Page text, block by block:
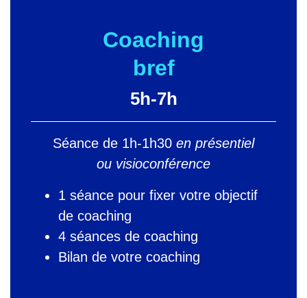
Coaching
bref
5h-7h
Séance de 1h-1h30 en présentiel
ou visioconférence
1 séance pour fixer votre objectif
de coaching
4 séances de coaching
Bilan de votre coaching